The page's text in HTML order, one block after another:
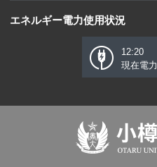
エネルギー電力使用状況
12:20
現在電力